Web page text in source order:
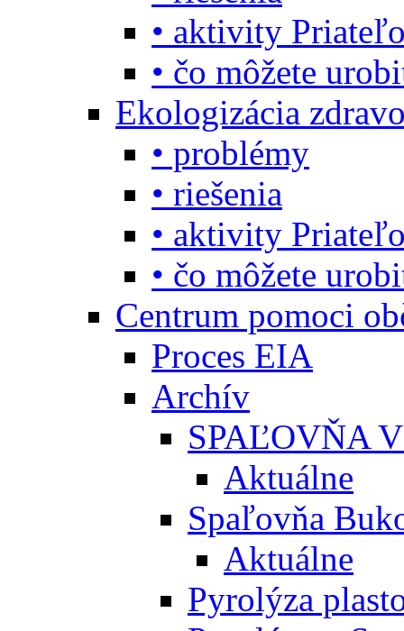
• aktivity
• čo môžete
Ekologizácia
• problémy
• riešenia
• aktivity
• čo môžete
Centrum pomoci
Proces EIA
Archív
SPAĽOVŇA
Aktuálne
Spaľovňa
Aktuálne
Pyrolýza